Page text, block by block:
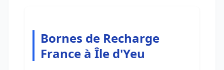
Bornes de Recharge
France à Île d'Yeu